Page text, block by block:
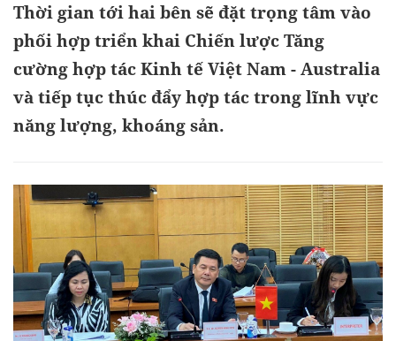
Thời gian tới hai bên sẽ đặt trọng tâm vào
phối hợp triển khai Chiến lược Tăng
cường hợp tác Kinh tế Việt Nam - Australia
và tiếp tục thúc đẩy hợp tác trong lĩnh vực
năng lượng, khoáng sản.